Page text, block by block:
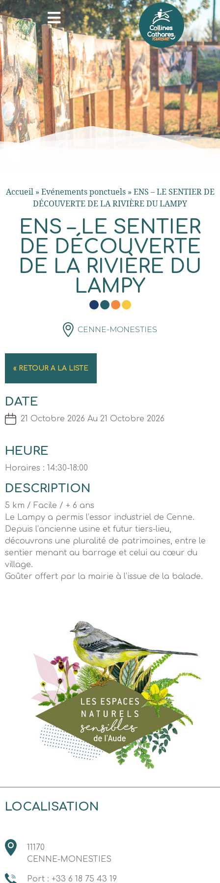
Accueil» Evénements ponctuels» ENS – LE SENTIER DE
DÉCOUVERTE DE LA RIVIÈRE DU LAMPY
ENS – LE SENTIER
DE DÉCOUVERTE
DE LA RIVIÈRE DU
LAMPY
CENNE-MONESTIES
« RETOUR A LA LISTE
DATE
21 Octobre 2026 Au 21 Octobre 2026
HEURE
Horaires : 14:30-18:00
DESCRIPTION
5 km / Facile / + 6 ans
Le Lampy a permis l’essor industriel de Cenne.
Depuis l’ancienne usine et futur tiers-lieu,
découvrons une pluralité de patrimoines, entre le
sentier menant au barrage et celui au cœur du
village.
Goûter offert par la mairie à l’issue de la balade.
LOCALISATION
11170
CENNE-MONESTIES
Port : +33 6 18 75 43 19